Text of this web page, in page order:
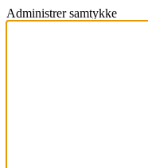
Administrer samtykke